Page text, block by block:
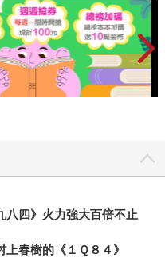
八四》火力強大百倍不止
春樹的《１Ｑ８４》